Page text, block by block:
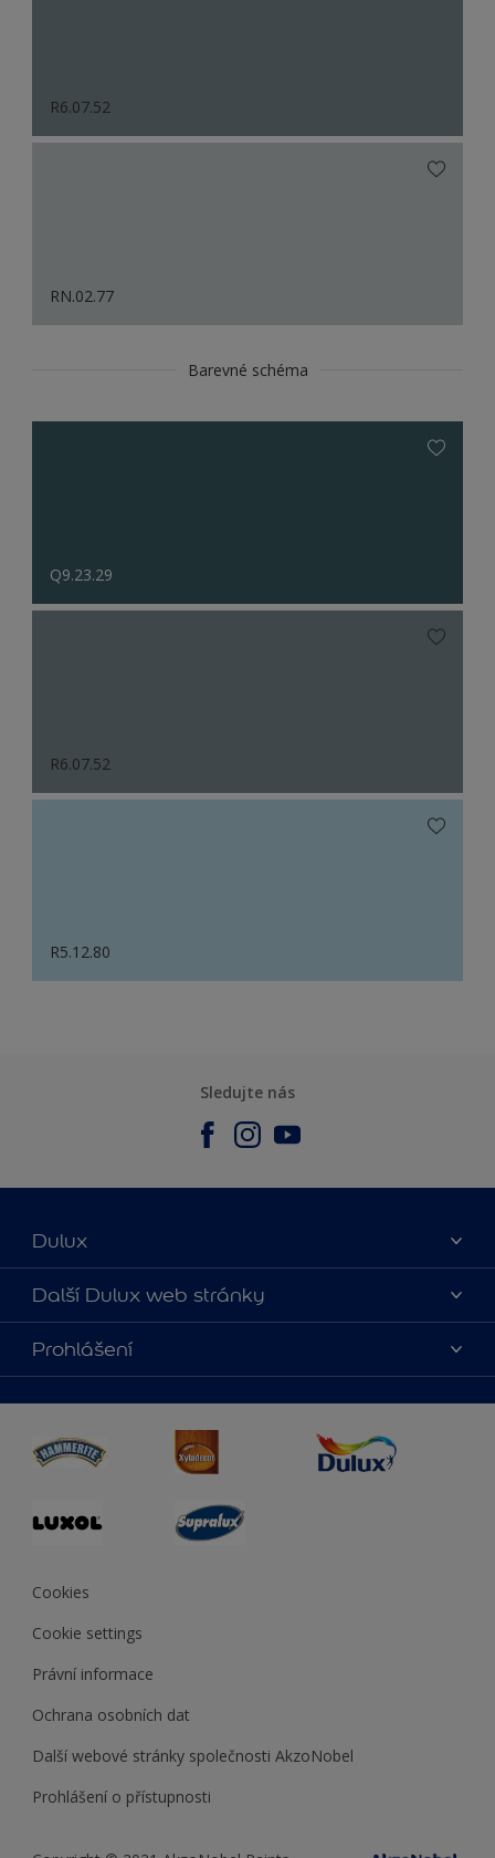
R6.07.52
RN.02.77
Barevné schéma
Q9.23.29
R6.07.52
R5.12.80
Sledujte nás
Dulux
O nás
Kontaktujte nás
Najít obchod
Další Dulux web stránky
duluxmalir.cz
duluxmaliar.sk
duluxprodejnabarev.cz
duluxpredajnafarieb.sk
Prohlášení
Cookies
Cookie settings
Právní informace
Ochrana osobních dat
Další webové stránky společnosti AkzoNobel
Prohlášení o přístupnosti